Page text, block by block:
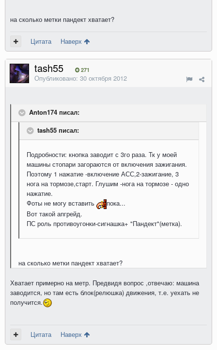
на сколько метки пандект хватает?
Цитата Наверх
tash55 271
Опубликовано: 30 октября 2012
Anton174 писал:
tash55 писал:
Подробности: кнопка заводит с 3го раза. Тк у моей
машины стопари загораются от включения зажигания.
Поэтому 1 нажатие -включение АСС,2-зажигание, 3
нога на тормозе,старт. Глушим -нога на тормозе - одно
нажатие.
Фоты не могу вставить
пока...
Вот такой апгрейд.
ПС роль противоугонки-сигнашка+ "Пандект"(метка).
на сколько метки пандект хватает?
Хватает примерно на метр. Предвидя вопрос ,отвечаю: машина
заводится, но там есть блок(релюшка) движения, т.е. уехать не
получится.
Цитата Наверх